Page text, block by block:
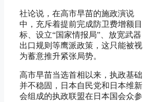
社论说，在高市早苗的施政演说
中，充斥着提前完成防卫费增额目
标、设立“国家情报局”、放宽武器
出口规则等鹰派政策，这只能被视
为蓄意推升紧张局势。
高市早苗当选首相以来，执政基础
并不稳固，日本自民党和日本维新
会组成的执政联盟在日本国会众参